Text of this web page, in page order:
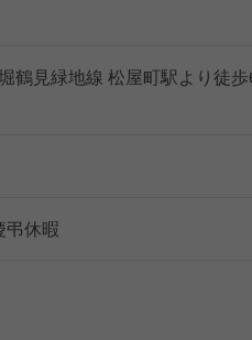
見緑地線 松屋町駅より徒
弔休暇